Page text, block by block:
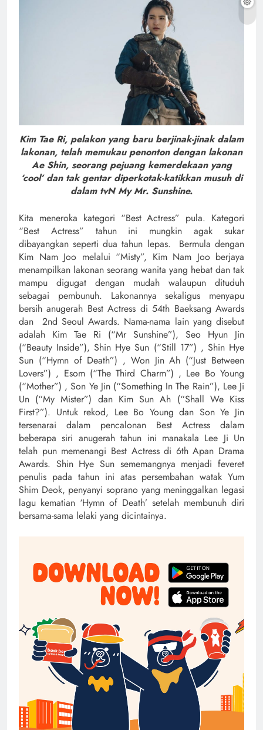
Kim Tae Ri, pelakon yang baru berjinak-jinak dalam
lakonan, telah memukau penonton dengan lakonan
Ae Shin, seorang pejuang kemerdekaan yang
‘cool’ dan tak gentar diperkotak-katikkan musuh di
dalam tvN My Mr. Sunshine.
Kita meneroka kategori “Best Actress” pula. Kategori
“Best Actress” tahun ini mungkin agak sukar
dibayangkan seperti dua tahun lepas. Bermula dengan
Kim Nam Joo melalui “Misty”, Kim Nam Joo berjaya
menampilkan lakonan seorang wanita yang hebat dan tak
mampu digugat dengan mudah walaupun dituduh
sebagai pembunuh. Lakonannya sekaligus menyapu
bersih anugerah Best Actress di 54th Baeksang Awards
dan 2nd Seoul Awards. Nama-nama lain yang disebut
adalah Kim Tae Ri (“Mr Sunshine”), Seo Hyun Jin
(“Beauty Inside”), Shin Hye Sun (“Still 17”) , Shin Hye
Sun (“Hymn of Death”) , Won Jin Ah (“Just Between
Lovers”) , Esom (“The Third Charm”) , Lee Bo Young
(“Mother”) , Son Ye Jin (“Something In The Rain”), Lee Ji
Un (“My Mister”) dan Kim Sun Ah (“Shall We Kiss
First?”). Untuk rekod, Lee Bo Young dan Son Ye Jin
tersenarai dalam pencalonan Best Actress dalam
beberapa siri anugerah tahun ini manakala Lee Ji Un
telah pun memenangi Best Actress di 6th Apan Drama
Awards. Shin Hye Sun sememangnya menjadi feveret
penulis pada tahun ini atas persembahan watak Yum
Shim Deok, penyanyi soprano yang meninggalkan legasi
lagu kematian ‘Hymn of Death’ setelah membunuh diri
bersama-sama lelaki yang dicintainya.